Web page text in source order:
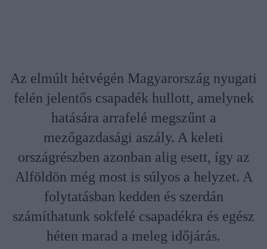
Az elmúlt hétvégén Magyarország nyugati
felén jelentős csapadék hullott, amelynek
hatására arrafelé megszűnt a
mezőgazdasági aszály. A keleti
országrészben azonban alig esett, így az
Alföldön még most is súlyos a helyzet. A
folytatásban kedden és szerdán
számíthatunk sokfelé csapadékra és egész
héten marad a meleg időjárás.